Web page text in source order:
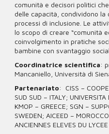
comunità e decisori politici
delle capacità, condividono
processi di inclusione. Le
lo scopo di creare “comunità
coinvolgimento in pratiche
bambine con svantaggio
Coordinatrice scientifica:
Mancaniello, Università di
Partenariato: CISS –
SUD SUD – ITALY;
KMOP – GREECE; SGN –
SWEDEN; AICEED –
ANCIENNES ELEVES DU